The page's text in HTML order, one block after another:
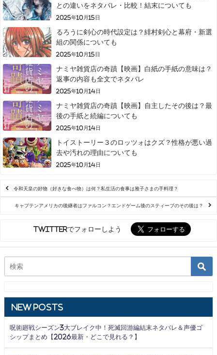
との違いをネタバレ・比較！結末についても
2025年10月15日
るろうに剣心の時代設定は？緋村剣心と幕府・新選
組の関係についても
2025年10月15日
ナミヤ雑貨店の奇蹟【映画】白紙の手紙の意味は？
返事の内容も全文でネタバレ
2025年10月14日
ナミヤ雑貨店の奇蹟【映画】自主したその後は？最
後の手紙と続編についても
2025年10月14日
トイストーリー３のロッツォはクズ？性格が悪い過
去や汚れの理由についても
2025年10月14日
令和天皇の好物（好きな食べ物）は何？私生活の食事は雅子さまの手料理？
キャプテンアメリカの後継者はファルコン？エンドゲーム後のスティーブのその後は？
Twitterでフォローしよう
New Posts
呪術廻戦シーズン3大ブレイク中！死滅回游編結末ネタバレ＆声優ゴ
シップまとめ【2026最新・どこで見れる？】